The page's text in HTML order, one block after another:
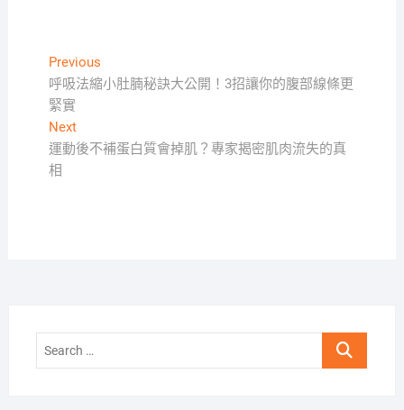
文
章
導
覽
PreviousPrevious
post:
呼吸法縮小肚腩秘訣大公開！3招讓你的腹部線條更
緊實
NextNext
post:
運動後不補蛋白質會掉肌？專家揭密肌肉流失的真
相
Search